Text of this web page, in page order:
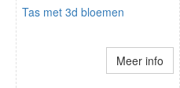
Tas met 3d bloemen
Meer info